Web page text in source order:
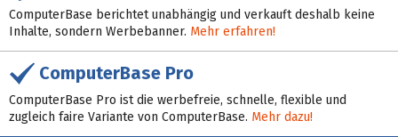
ComputerBase berichtet unabhängig und verkauft deshalb keine
Inhalte, sondern Werbebanner. Mehr erfahren!
ComputerBase Pro
ComputerBase Pro ist die werbefreie, schnelle, flexible und
zugleich faire Variante von ComputerBase. Mehr dazu!